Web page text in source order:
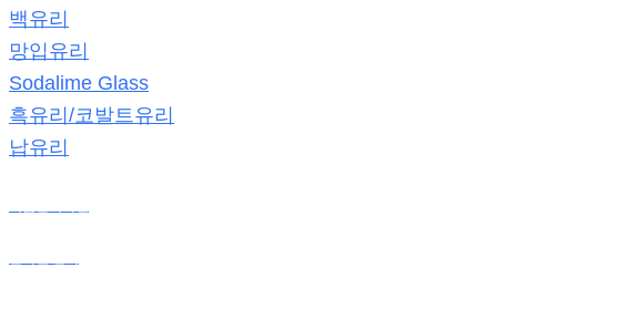
백유리
망입유리
Sodalime Glass
흑유리/코발트유리
납유리